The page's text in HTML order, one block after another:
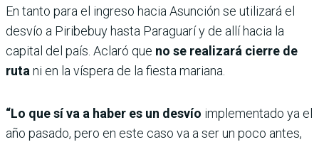
En tanto para el ingreso hacia Asunción se utilizará el
desvío a Piribebuy hasta Paraguarí y de allí hacia la
capital del país. Aclaró que no se realizará cierre de
rutani en la víspera de la fiesta mariana.
“Lo que sí va a haber es un desvío implementado ya el
año pasado, pero en este caso va a ser un poco antes,